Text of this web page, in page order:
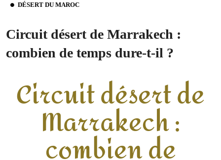
DÉSERT DU MAROC
Circuit désert de Marrakech :
combien de temps dure-t-il ?
Circuit désert de
Marrakech :